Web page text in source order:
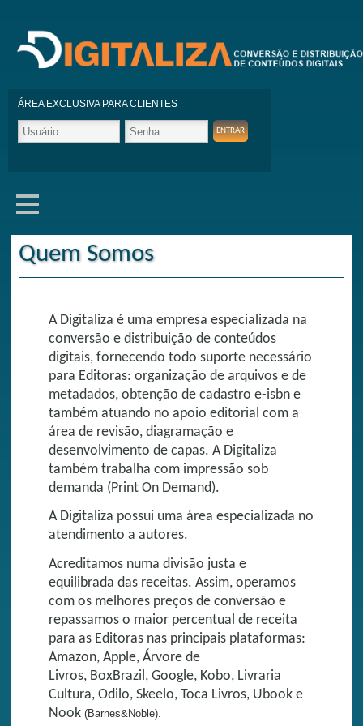
ÁREA EXCLUSIVA PARA CLIENTES
Quem Somos
A Digitaliza é uma empresa especializada na
conversão e distribuição de conteúdos
digitais, fornecendo todo suporte necessário
para Editoras: organização de arquivos e de
metadados, obtenção de cadastro e-isbn e
também atuando no apoio editorial com a
área de revisão, diagramação e
desenvolvimento de capas. A Digitaliza
também trabalha com impressão sob
demanda (Print On Demand).
A Digitaliza possui uma área especializada no
atendimento a autores.
Acreditamos numa divisão justa e
equilibrada das receitas. Assim, operamos
com os melhores preços de conversão e
repassamos o maior percentual de receita
para as Editoras nas principais plataformas:
Amazon, Apple, Árvore de
Livros, BoxBrazil, Google, Kobo, Livraria
Cultura, Odilo, Skeelo, Toca Livros, Ubook e
Nook (Barnes&Noble).